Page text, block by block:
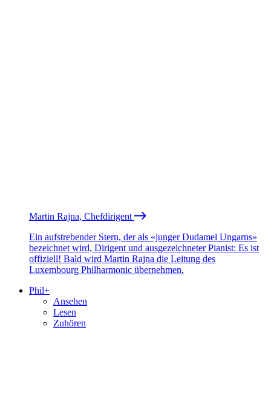
Martin Rajna, Chefdirigent
Ein aufstrebender Stern, der als «junger Dudamel Ungarns»
bezeichnet wird, Dirigent und ausgezeichneter Pianist: Es ist
offiziell! Bald wird Martin Rajna die Leitung des
Luxembourg Philharmonic übernehmen.
Phil+
Ansehen
Lesen
Zuhören